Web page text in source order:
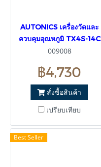
AUTONICS เครื่องวัดและ
ควบคุมอุณหภูมิ TX4S-14C
009008
฿4,730
สั่งซื้อสินค้า
เปรียบเทียบ
Best Seller